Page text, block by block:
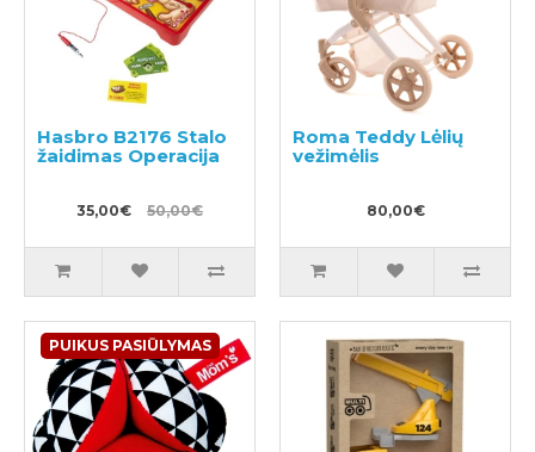
Hasbro B2176 Stalo
žaidimas Operacija
35,00€ 50,00€
Roma Teddy Lėlių
vežimėlis
80,00€
PUIKUS PASIŪLYMAS